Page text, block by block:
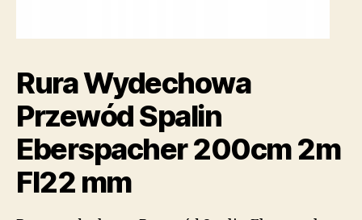
Rura Wydechowa
Przewód Spalin
Eberspacher 200cm 2m
FI22 mm